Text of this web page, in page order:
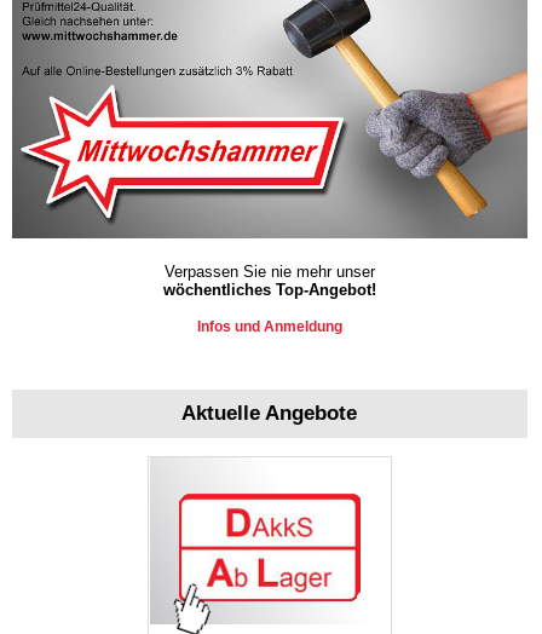
Verpassen Sie nie mehr unser
wöchentliches Top-Angebot!
Infos und Anmeldung
Aktuelle Angebote